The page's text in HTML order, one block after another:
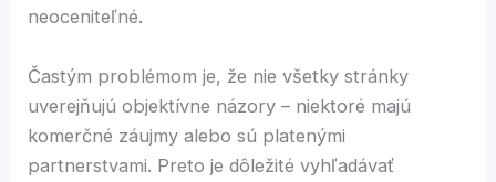
neoceniteľné.
Častým problémom je, že nie všetky stránky
uverejňujú objektívne názory – niektoré majú
komerčné záujmy alebo sú platenými
partnerstvami. Preto je dôležité vyhľadávať